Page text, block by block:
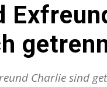
Charlie sind